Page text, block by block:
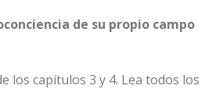
de su propio campo
los capítulos 3 y 4. Lea todos los